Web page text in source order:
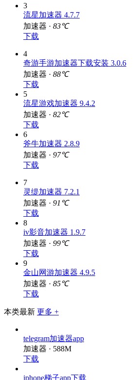
3
流星加速器 4.7.7
加速器 · 83℃
下载
4
奇游手游加速器下载安装 3.0.6
加速器 · 88℃
下载
5
流星游戏加速器 9.4.2
加速器 · 82℃
下载
6
斧牛加速器 2.8.9
加速器 · 97℃
下载
7
灵缇加速器 7.2.1
加速器 · 91℃
下载
8
iv影音加速器 1.9.7
加速器 · 99℃
下载
9
金山网游加速器 4.9.5
加速器 · 85℃
下载
本类最新 更多 +
telegram加速器app
加速器 · 588M
下载
iphone梯子app下载